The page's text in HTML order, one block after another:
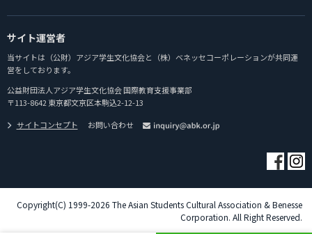
サイト運営者
当サイトは（公財）アジア学生文化協会と（株）ベネッセコーポレーションが共同運
営をしております。
公益財団法人アジア学生文化協会 国際教育支援事業部
〒113-8642 東京都文京区本駒込2-12-13
サイトコンセプト
お問い合わせ
Copyright(C) 1999-2026 The Asian Students Cultural Association & Benesse
Corporation. All Right Reserved.